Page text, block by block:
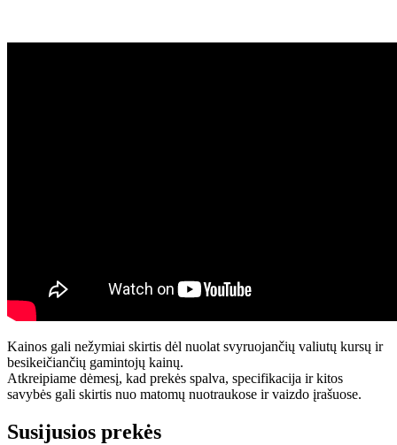
Kainos gali nežymiai skirtis dėl nuolat svyruojančių valiutų kursų ir
besikeičiančių gamintojų kainų.
Atkreipiame dėmesį, kad prekės spalva, specifikacija ir kitos
savybės gali skirtis nuo matomų nuotraukose ir vaizdo įrašuose.
Susijusios prekės